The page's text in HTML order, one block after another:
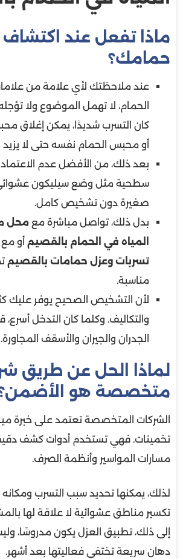
ماذا تفعل عند
حمامك؟
عند ملاحظتك لأي علامة من
الحمام، لا تهمل الموضوع ولا
كان التسرب شديدًا، يمكن إغلاق
أو محبس الحمام نفسه حتى لا يزيد
بعد ذلك، من الأفضل عدم
سطحية مثل وضع سيليكون
صغيرة دون تشخيص كامل.
بدل ذلك، تواصل مباشرة مع محل
المياه في الحمام بالقصيم أو مع
تسربات وعزل حمامات بالقصيم
مناسبة.
لأن التشخيص الصحيح يوفر عليك
والتكاليف. وكلما كان التدخل
الجدران والجيران والأسقف المجاورة.
لماذا الحل عن طريق
متخصصة هو
الشركات المتخصصة تعتمد على خبرة
تخمينات. فهي تستخدم أدوات كشف
مسارات المواسير وأنظمة الصرف.
لذلك، يمكنها تحديد سبب التسرب
تكسير مناطق عشوائية لا علاقة لها
إلى ذلك، تطبيق العزل يكون مدروسًا،
دهان سريعة تختفي فعاليتها بعد أشهر.